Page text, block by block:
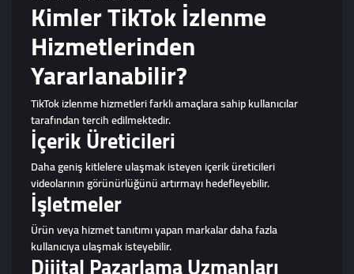
Kimler TikTok İzlenme
Hizmetlerinden
Yararlanabilir?
TikTok izlenme hizmetleri farklı amaçlara sahip kullanıcılar
tarafından tercih edilmektedir.
İçerik Üreticileri
Daha geniş kitlelere ulaşmak isteyen içerik üreticileri
videolarının görünürlüğünü artırmayı hedefleyebilir.
İşletmeler
Ürün veya hizmet tanıtımı yapan markalar daha fazla
kullanıcıya ulaşmak isteyebilir.